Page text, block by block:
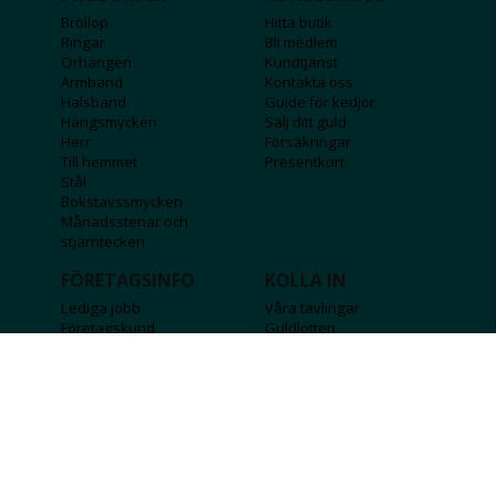
Bröllop
Ringar
Örhängen
Armband
Halsband
Hängsmycken
Herr
Till hemmet
Stål
Bokstavssmycken
Månadsstenar och
stjärntecken
Hitta butik
Bli medlem
Kundtjänst
Kontakta oss
Guide för kedjor
Sälj ditt guld
Försäkringar
Presentkort
FÖRETAGSINFO
Lediga jobb
Företagskund
KOLLA IN
Våra tävlingar
Guldlotten